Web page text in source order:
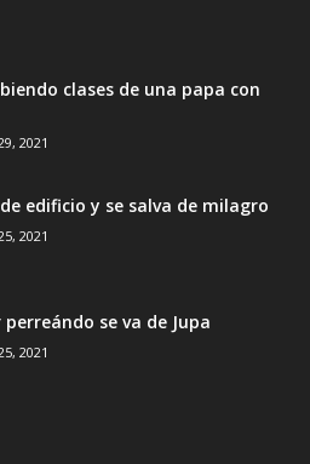
clases de una papa con
2021
edificio y se salva de milagro
2021
se va de Jupa
2021